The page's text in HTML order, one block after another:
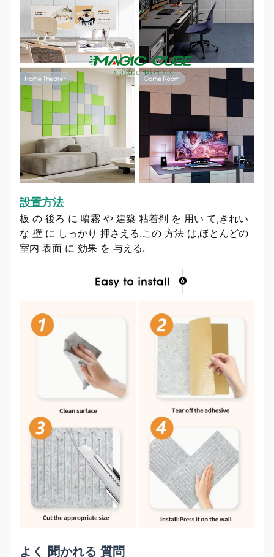
設置方法
板 の 後ろ に 噴霧 や 建築 粘着剤 を 用い て,きれい
な 壁 に しっかり 押さえる.この 方法 は,ほとんどの
室内 表面 に 効果 を 与える.
よく 聞かれる 質問